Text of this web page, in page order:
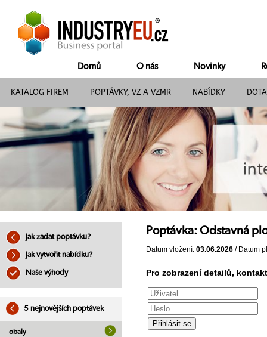
Domů O nás Novinky
KATALOG FIREM POPTÁVKY, VZ A VZMR NABÍDKY
Jak zadat poptávku?
Jak vytvořit nabídku?
Naše výhody
5 nejnovějších poptávek
obaly
Poptávka: Odstavná
Datum vložení: 03.06.2026 / Datum
Pro zobrazení detailů,